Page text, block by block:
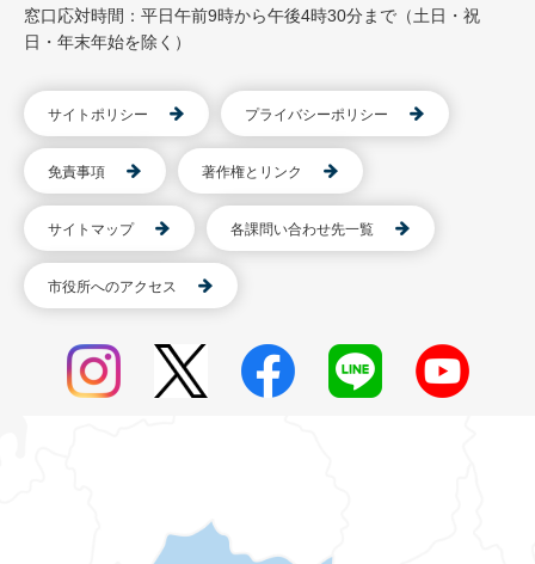
窓口応対時間：平日午前9時から午後4時30分まで（土日・祝
日・年末年始を除く）
サイトポリシー プライバシーポリシー
免責事項 著作権とリンク
サイトマップ 各課問い合わせ先一覧
市役所へのアクセス